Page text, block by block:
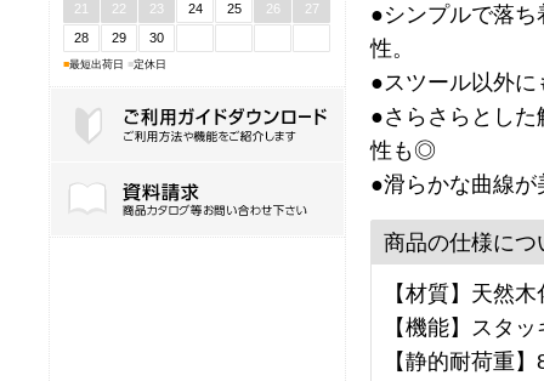
21
22 23 24 25 26
27
28
29 30
■最短出荷日 ■定休日
●シンプルで落
性。
●スツール以外
●さらさらとし
性も◎
●滑らかな曲線
商品の仕様につ
【材質】天然
【機能】スタ
【静的耐荷重